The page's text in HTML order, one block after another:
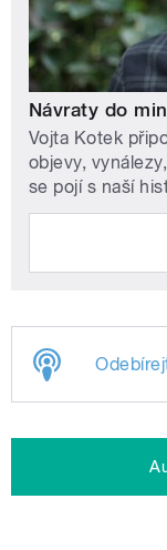
Návraty do
Vojta Kotek
objevy,
se pojí s naší